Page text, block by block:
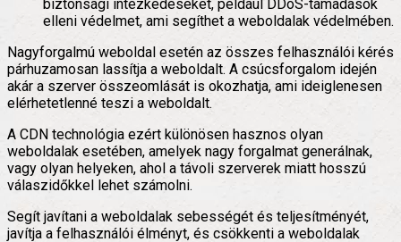
biztonsági intézkedéseket, például DDoS-támadások
elleni védelmet, ami segíthet a weboldalak védelmében.
Nagyforgalmú weboldal esetén az összes felhasználói kérés
párhuzamosan lassítja a weboldalt. A csúcsforgalom idején
akár a szerver összeomlását is okozhatja, ami ideiglenesen
elérhetetlenné teszi a weboldalt.
A CDN technológia ezért különösen hasznos olyan
weboldalak esetében, amelyek nagy forgalmat generálnak,
vagy olyan helyeken, ahol a távoli szerverek miatt hosszú
válaszidőkkel lehet számolni.
Segít javítani a weboldalak sebességét és teljesítményét,
javítja a felhasználói élményt, és csökkenti a weboldalak